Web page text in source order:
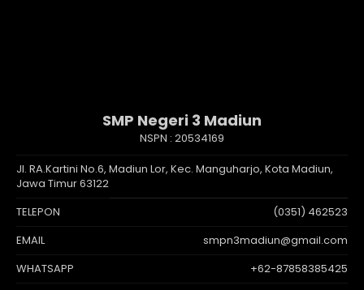
SMP Negeri 3 Madiun
NSPN : 20534169
Jl. RA.Kartini No.6, Madiun Lor, Kec. Manguharjo, Kota Madiun,
Jawa Timur 63122
TELEPON
(0351) 462523
EMAIL
smpn3madiun@gmail.com
WHATSAPP
+62-87858385425